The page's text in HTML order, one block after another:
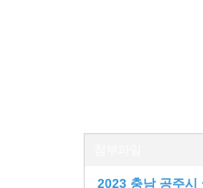
2023 충남 공주시